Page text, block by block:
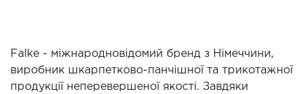
Falke - міжнародновідомий бренд з Німеччини,
виробник шкарпетково-панчішної та трикотажної
продукції неперевершеної якості. Завдяки